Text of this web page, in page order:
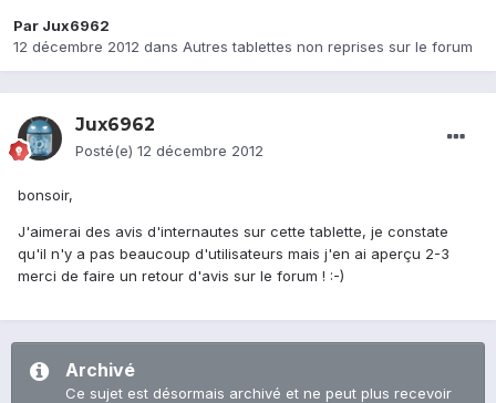
Par Jux6962
12 décembre 2012 dans Autres tablettes non reprises sur le forum
Jux6962
Posté(e) 12 décembre 2012
bonsoir,
J'aimerai des avis d'internautes sur cette tablette, je constate
qu'il n'y a pas beaucoup d'utilisateurs mais j'en ai aperçu 2-3
merci de faire un retour d'avis sur le forum ! :-)
Archivé
Ce sujet est désormais archivé et ne peut plus recevoir